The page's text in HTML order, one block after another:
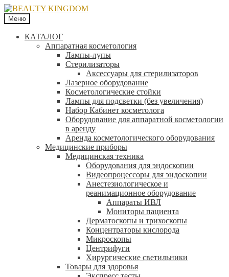
Меню
КАТАЛОГ
Аппаратная косметология
Лампы-лупы
Стерилизаторы
Аксессуары для стерилизаторов
Лазерное оборудование
Косметологические стойки
Лампы для подсветки (без увеличения)
Набор Кабинет косметолога
Оборудование для аппаратной косметологии
в аренду
Аренда косметологического оборудования
Медицинские приборы
Медицинская техника
Оборудования для эндоскопии
Видеопроцессоры для эндоскопии
Анестезиологическое и
реанимационное оборудование
Аппараты ИВЛ
Мониторы пациента
Дерматоскопы и трихоскопы
Концентраторы кислорода
Микроскопы
Центрифуги
Xирургические светильники
Товары для здоровья